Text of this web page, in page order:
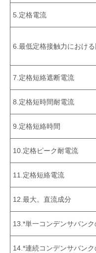
5.定格電流
6.最低定格接触力におけ
7.定格短絡遮断電流
8.定格短時間耐電流
9.定格短絡時間
10.定格ピーク耐電流
11.定格短絡電流
12.最大。直流成分
13.*単一コンデンサバン
14.*連続コンデンサバン